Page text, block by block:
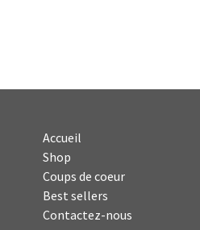
Accueil
Shop
Coups de coeur
Best sellers
Contactez-nous